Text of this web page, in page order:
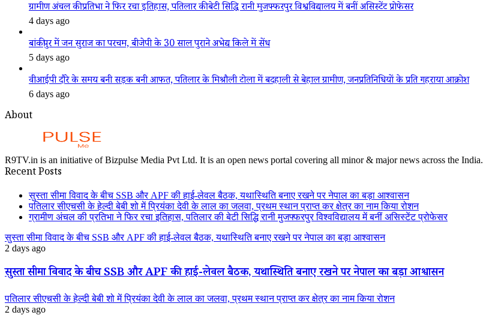
ग्रामीण अंचल की प्रतिभा ने फिर रचा इतिहास, पतिलार की बेटी सिद्धि रानी मुजफ्फरपुर विश्वविद्यालय में बनीं असिस्टेंट प्रोफेसर
4 days ago
बांकीपुर में जन सुराज का परचम, बीजेपी के 30 साल पुराने अभेद्य किले में सेंध
5 days ago
वीआईपी दौरे के समय बनी सड़क बनी आफत, पतिलार के मिश्रौली टोला में बदहाली से बेहाल ग्रामीण, जनप्रतिनिधियों के प्रति गहराया आक्रोश
6 days ago
About
R9TV.in is an initiative of Bizpulse Media Pvt Ltd. It is an open news portal covering all minor & major news across the India.
Recent Posts
सुस्ता सीमा विवाद के बीच SSB और APF की हाई-लेवल बैठक, यथास्थिति बनाए रखने पर नेपाल का बड़ा आश्वासन
पतिलार सीएचसी के हेल्दी बेबी शो में प्रियंका देवी के लाल का जलवा, प्रथम स्थान प्राप्त कर क्षेत्र का नाम किया रोशन
ग्रामीण अंचल की प्रतिभा ने फिर रचा इतिहास, पतिलार की बेटी सिद्धि रानी मुजफ्फरपुर विश्वविद्यालय में बनीं असिस्टेंट प्रोफेसर
सुस्ता सीमा विवाद के बीच SSB और APF की हाई-लेवल बैठक, यथास्थिति बनाए रखने पर नेपाल का बड़ा आश्वासन
2 days ago
सुस्ता सीमा विवाद के बीच SSB और APF की हाई-लेवल बैठक, यथास्थिति बनाए रखने पर नेपाल का बड़ा आश्वासन
पतिलार सीएचसी के हेल्दी बेबी शो में प्रियंका देवी के लाल का जलवा, प्रथम स्थान प्राप्त कर क्षेत्र का नाम किया रोशन
2 days ago